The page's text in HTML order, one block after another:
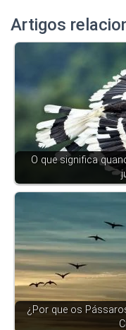
Artigos
O que significa
¿Por que os